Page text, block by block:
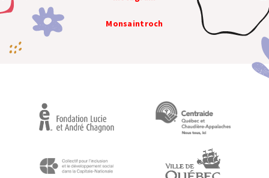
Monsaintroch